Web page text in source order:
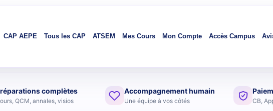
CAP AEPE Tous les CAP ATSEM Mes Cours Mon Compte Accès Campus
complètes
QCM, annales, visios
Accompagnement humain
Une équipe à vos côtés CB,